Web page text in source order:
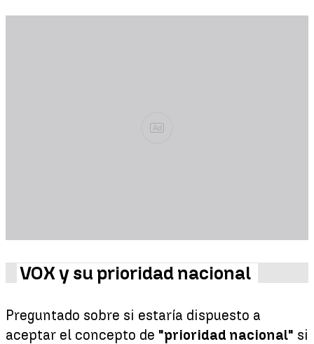
Ad
VOX y su prioridad nacional
Preguntado sobre si estaría dispuesto a
aceptar el concepto de "prioridad nacional" si